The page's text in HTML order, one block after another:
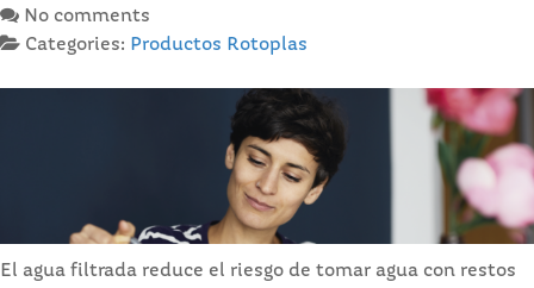
No comments
Categories: Productos Rotoplas
El agua filtrada reduce el riesgo de tomar agua con restos